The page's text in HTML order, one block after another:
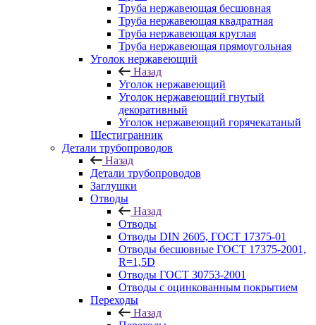
Труба нержавеющая бесшовная
Труба нержавеющая квадратная
Труба нержавеющая круглая
Труба нержавеющая прямоугольная
Уголок нержавеющий
Назад
Уголок нержавеющий
Уголок нержавеющий гнутый
декоративный
Уголок нержавеющий горячекатаный
Шестигранник
Детали трубопроводов
Назад
Детали трубопроводов
Заглушки
Отводы
Назад
Отводы
Отводы DIN 2605, ГОСТ 17375-01
Отводы бесшовные ГОСТ 17375-2001,
R=1,5D
Отводы ГОСТ 30753-2001
Отводы с оцинкованным покрытием
Переходы
Назад